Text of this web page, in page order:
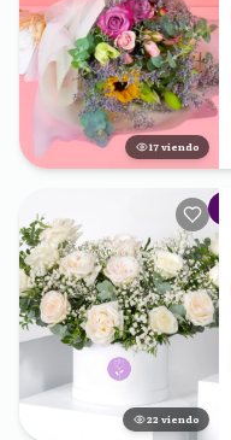
17 viendo
22 viendo